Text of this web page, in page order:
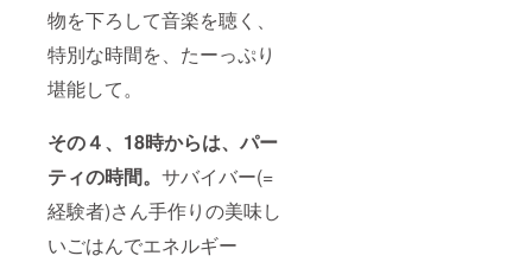
物を下ろして音楽を聴く、
特別な時間を、たーっぷり
堪能して。
その４、18時からは、パー
ティの時間。 サバイバー(=
経験者)さん手作りの美味し
いごはんでエネルギー